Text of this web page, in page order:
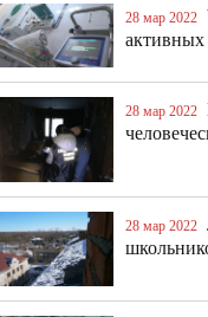
28 мар 2022
активных
28 мар 2022
28 мар 2022